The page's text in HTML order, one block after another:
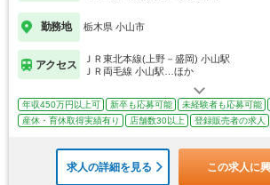
勤務地 栃木県 小山市
アクセス
ＪＲ東北本線(上野－盛岡) 小山駅
ＪＲ両毛線 小山駅…ほか
年収450万円以上可 新卒も応募可能 未経験者も応募可能
産休・育休取得実績有り
店舗数30以上 登録販売者の求人
求人の詳細を見る この求人に